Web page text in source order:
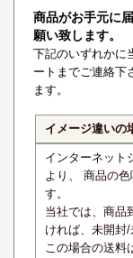
商品がお手元に
願い致します。
下記のいずれかに
ートまでご連絡下
ます。
イメージ違いの
インターネット
より、 商品の
す。
当社では、商品
ければ、未開封/
この場合の送料